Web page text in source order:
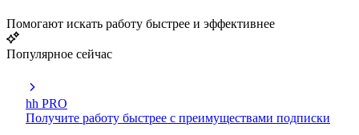
Помогают искать работу быстрее и эффективнее
Популярное сейчас
hh PRO
Получите работу быстрее с преимуществами подписки